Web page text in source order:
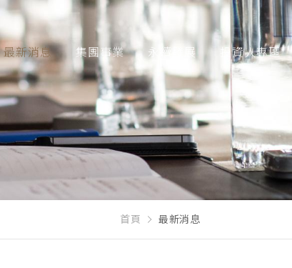
最新消息 集團事業 永續發展 投資人專區
首頁 最新消息